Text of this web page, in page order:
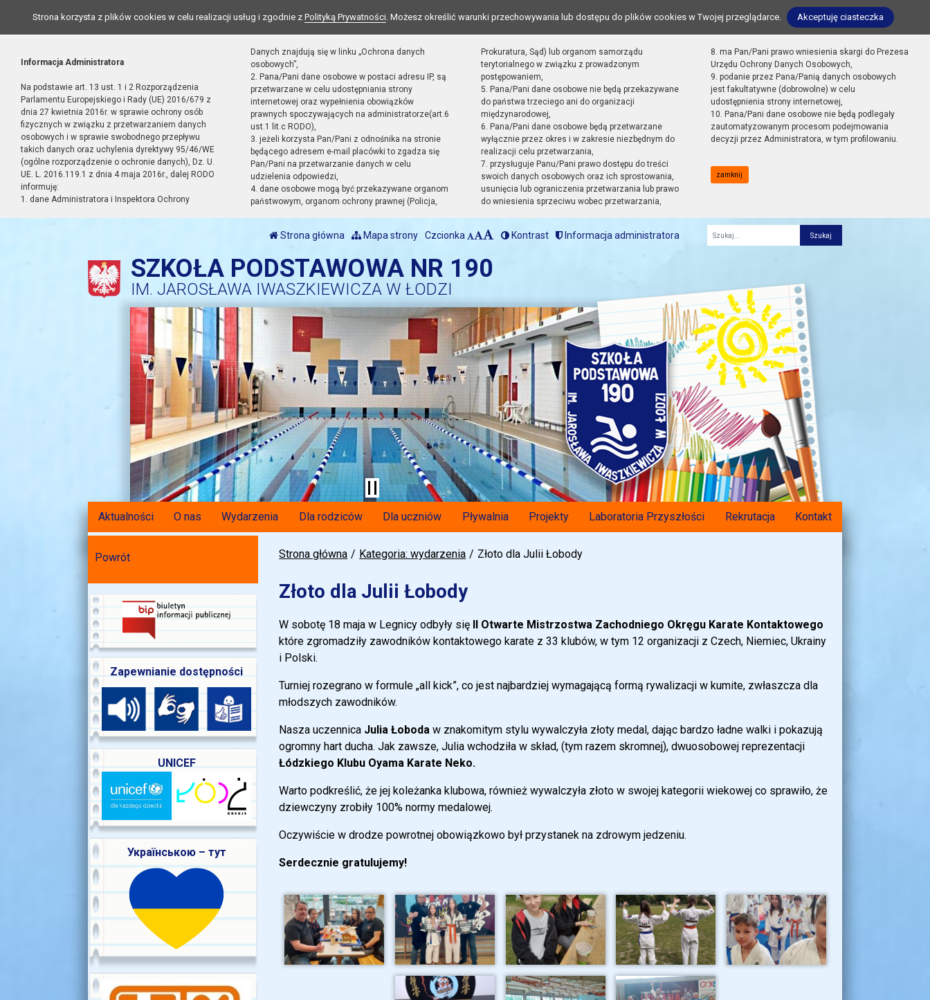
Strona korzysta z plików cookies w celu realizacji usług i zgodnie z Polityką Prywatności. Możesz określić warunki przechowywania lub dostępu do plików cookies w Twojej przeglądarce. Akceptuję ciasteczka
Informacja Administratora
Na podstawie art. 13 ust. 1 i 2 Rozporządzenia
Parlamentu Europejskiego i Rady (UE) 2016/679 z
dnia 27 kwietnia 2016r. w sprawie ochrony osób
fizycznych w związku z przetwarzaniem danych
osobowych i w sprawie swobodnego przepływu
takich danych oraz uchylenia dyrektywy 95/46/WE
(ogólne rozporządzenie o ochronie danych), Dz. U.
UE. L. 2016.119.1 z dnia 4 maja 2016r., dalej RODO
informuję:
1. dane Administratora i Inspektora Ochrony
Danych znajdują się w linku „Ochrona danych
osobowych”,
2. Pana/Pani dane osobowe w postaci adresu IP, są
przetwarzane w celu udostępniania strony
internetowej oraz wypełnienia obowiązków
prawnych spoczywających na administratorze(art.6
ust.1 lit.c RODO),
3. jeżeli korzysta Pan/Pani z odnośnika na stronie
będącego adresem e-mail placówki to zgadza się
Pan/Pani na przetwarzanie danych w celu
udzielenia odpowiedzi,
4. dane osobowe mogą być przekazywane organom
państwowym, organom ochrony prawnej (Policja,
Prokuratura, Sąd) lub organom samorządu
terytorialnego w związku z prowadzonym
postępowaniem,
5. Pana/Pani dane osobowe nie będą przekazywane
do państwa trzeciego ani do organizacji
międzynarodowej,
6. Pana/Pani dane osobowe będą przetwarzane
wyłącznie przez okres i w zakresie niezbędnym do
realizacji celu przetwarzania,
7. przysługuje Panu/Pani prawo dostępu do treści
swoich danych osobowych oraz ich sprostowania,
usunięcia lub ograniczenia przetwarzania lub prawo
do wniesienia sprzeciwu wobec przetwarzania,
8. ma Pan/Pani prawo wniesienia skargi do Prezesa
Urzędu Ochrony Danych Osobowych,
9. podanie przez Pana/Panią danych osobowych
jest fakultatywne (dobrowolne) w celu
udostępnienia strony internetowej,
10. Pana/Pani dane osobowe nie będą podlegały
zautomatyzowanym procesom podejmowania
decyzji przez Administratora, w tym profilowaniu.
zamknij
Strona główna Mapa strony Czcionka Kontrast Informacja administratora
Fraza
SZKOŁA PODSTAWOWA NR 190
IM. JAROSŁAWA IWASZKIEWICZA W ŁODZI
Aktualności O nas Wydarzenia Dla rodziców Dla uczniów Pływalnia Projekty Laboratoria Przyszłości Rekrutacja Kontakt
Strona główna Kategoria: wydarzenia Złoto dla Julii Łobody
Złoto dla Julii Łobody
W sobotę 18 maja w Legnicy odbyły się II Otwarte Mistrzostwa Zachodniego Okręgu Karate Kontaktowego
które zgromadziły zawodników kontaktowego karate z 33 klubów, w tym 12 organizacji z Czech, Niemiec, Ukrainy
i Polski.
Turniej rozegrano w formule „all kick”, co jest najbardziej wymagającą formą rywalizacji w kumite, zwłaszcza dla
młodszych zawodników.
Nasza uczennica Julia Łoboda w znakomitym stylu wywalczyła złoty medal, dając bardzo ładne walki i pokazują
ogromny hart ducha. Jak zawsze, Julia wchodziła w skład, (tym razem skromnej), dwuosobowej reprezentacji
Łódzkiego Klubu Oyama Karate Neko.
Warto podkreślić, że jej koleżanka klubowa, również wywalczyła złoto w swojej kategorii wiekowej co sprawiło, że
dziewczyny zrobiły 100% normy medalowej.
Oczywiście w drodze powrotnej obowiązkowo był przystanek na zdrowym jedzeniu.
Serdecznie gratulujemy!
Powrót
Zapewnianie dostępności
UNICEF
Українською – тут